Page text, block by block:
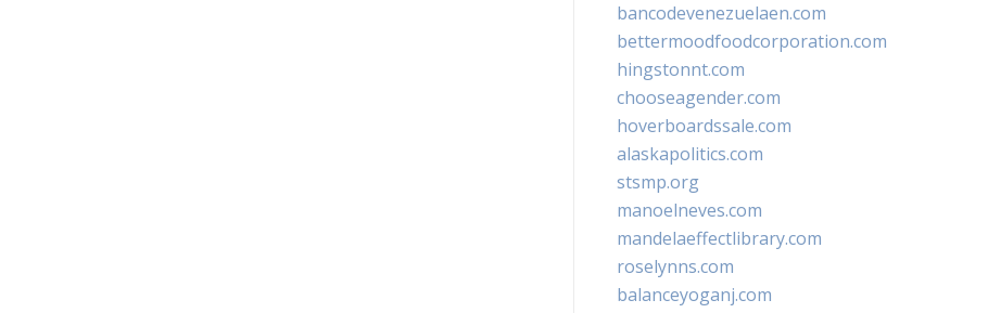
bancodevenezuelaen.com
bettermoodfoodcorporation.com
hingstonnt.com
chooseagender.com
hoverboardssale.com
alaskapolitics.com
stsmp.org
manoelneves.com
mandelaeffectlibrary.com
roselynns.com
balanceyoganj.com